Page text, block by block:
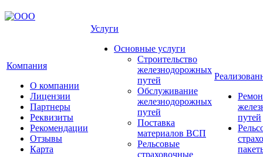
Компания
О компании
Лицензии
Партнеры
Реквизиты
Рекомендации
Отзывы
Карта
Услуги
Основные услуги
Строительство
железнодорожных
путей
Обслуживание
железнодорожных
путей
Поставка
материалов ВСП
Рельсовые
страховочные
путей